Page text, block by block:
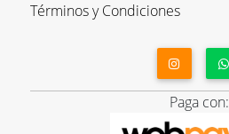
Términos y Condiciones
Paga con: